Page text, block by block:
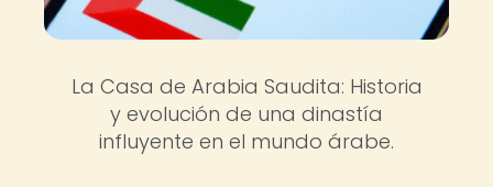
La Casa de Arabia Saudita: Historia
y evolución de una dinastía
influyente en el mundo árabe.